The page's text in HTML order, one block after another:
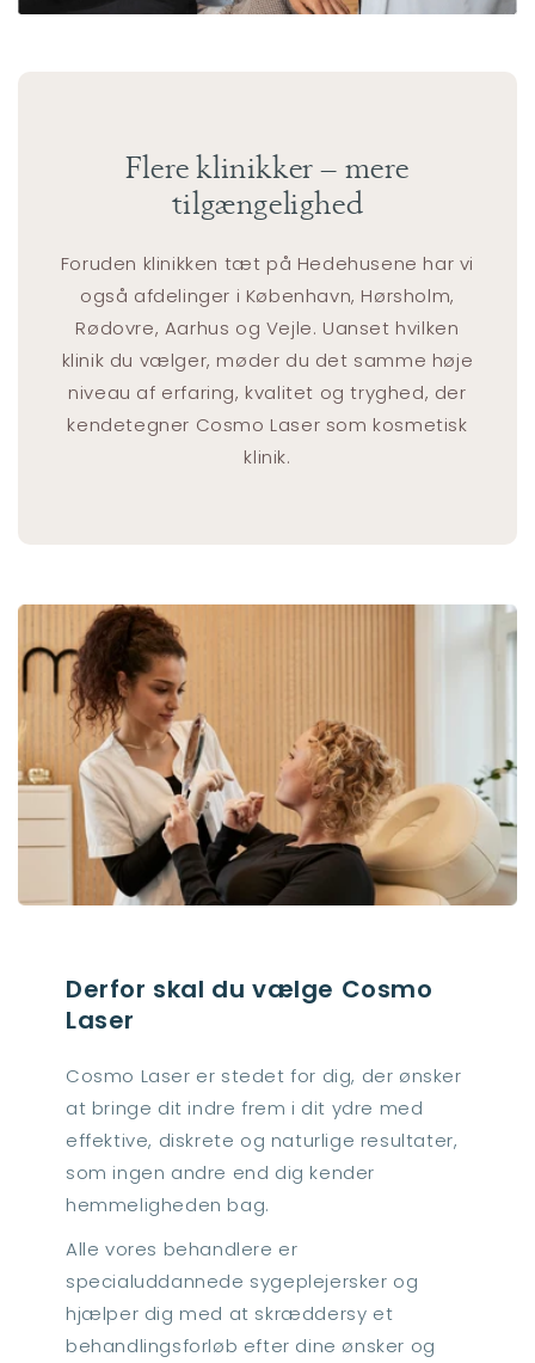
Flere klinikker – mere
tilgængelighed
Foruden klinikken tæt på Hedehusene har vi
også afdelinger i København, Hørsholm,
Rødovre, Aarhus og Vejle. Uanset hvilken
klinik du vælger, møder du det samme høje
niveau af erfaring, kvalitet og tryghed, der
kendetegner Cosmo Laser som kosmetisk
klinik.
Derfor skal du vælge Cosmo
Laser
Cosmo Laser er stedet for dig, der ønsker
at bringe dit indre frem i dit ydre med
effektive, diskrete og naturlige resultater,
som ingen andre end dig kender
hemmeligheden bag.
Alle vores behandlere er
specialuddannede sygeplejersker og
hjælper dig med at skræddersy et
behandlingsforløb efter dine ønsker og